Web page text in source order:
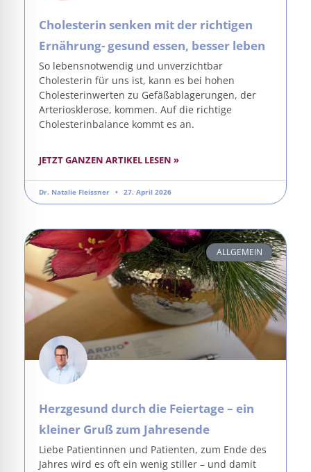
Cholesterin senken mit der richtigen
Ernährung- gesund essen, besser leben
So lebensnotwendig und unverzichtbar
Cholesterin für uns ist, kann es bei hohen
Cholesterinwerten zu Gefäßablagerungen, der
Arteriosklerose, kommen. Auf die richtige
Cholesterinbalance kommt es an.
JETZT GANZEN ARTIKEL LESEN »
Dr. Natalie Fleissner 27. April 2026
ALLGEMEIN
Herzgesund durch die Feiertage – ein
kleiner Gruß zum Jahresende
Liebe Patientinnen und Patienten, zum Ende des
Jahres wird es oft ein wenig stiller – und damit